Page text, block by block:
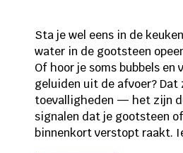
Sta je wel eens in de
water in de gootsteen
Of hoor je soms bubbels en
geluiden uit de afvoer? Dat
toevalligheden — het zijn
signalen dat je gootsteen
binnenkort verstopt raakt.